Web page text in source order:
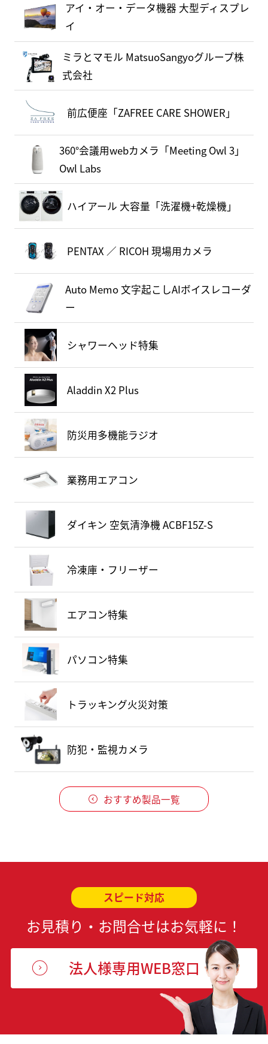
アイ・オー・データ機器 大型ディスプレ
イ
ミラとマモル MatsuoSangyoグループ株
式会社
前広便座「ZAFREE CARE SHOWER」
360°会議用webカメラ「Meeting Owl 3」
Owl Labs
ハイアール 大容量「洗濯機+乾燥機」
PENTAX ／ RICOH 現場用カメラ
Auto Memo 文字起こしAIボイスレコーダ
ー
シャワーヘッド特集
Aladdin X2 Plus
防災用多機能ラジオ
業務用エアコン
ダイキン 空気清浄機 ACBF15Z-S
冷凍庫・フリーザー
エアコン特集
パソコン特集
トラッキング火災対策
防犯・監視カメラ
おすすめ製品一覧
スピード対応
お見積り・お問合せはお気軽に！
法人様専用WEB窓口